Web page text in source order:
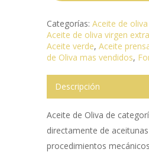
Categorías: Aceite de
Aceite de oliva virgen extra
Aceite verde, Aceite
de Oliva mas vendidos,
Descripción
Aceite de Oliva de
directamente de
procedimientos